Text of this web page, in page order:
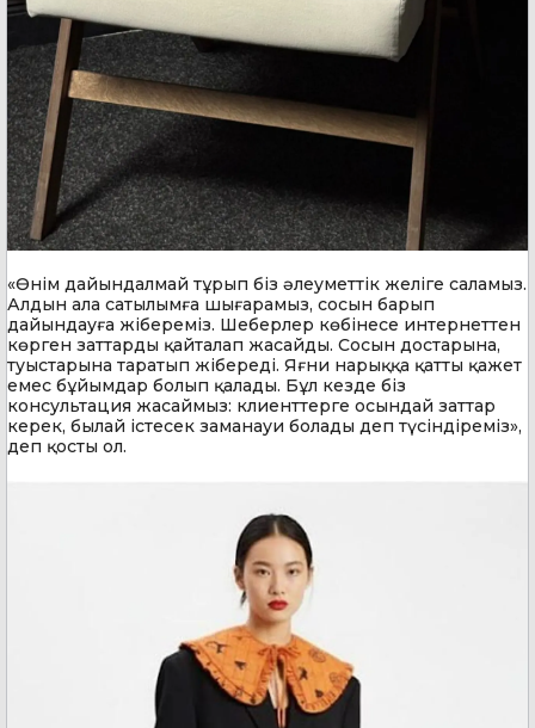
«Өнім дайындалмай тұрып біз әлеуметтік желіге саламыз.
Алдын ала сатылымға шығарамыз, сосын барып
дайындауға жібереміз. Шеберлер көбінесе интернеттен
көрген заттарды қайталап жасайды. Сосын достарына,
туыстарына таратып жібереді. Яғни нарыққа қатты қажет
емес бұйымдар болып қалады. Бұл кезде біз
консультация жасаймыз: клиенттерге осындай заттар
керек, былай істесек заманауи болады деп түсіндіреміз»,
деп қосты ол.